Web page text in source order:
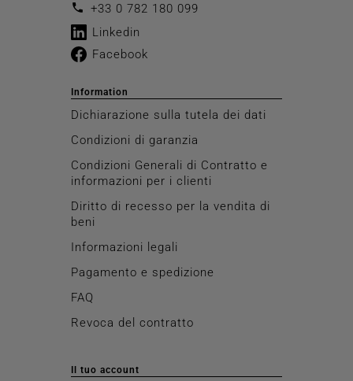
call +33 0 782 180 099
Linkedin
Facebook
Information
Dichiarazione sulla tutela dei dati
Condizioni di garanzia
Condizioni Generali di Contratto e
informazioni per i clienti
Diritto di recesso per la vendita di
beni
Informazioni legali
Pagamento e spedizione
FAQ
Revoca del contratto
Il tuo account